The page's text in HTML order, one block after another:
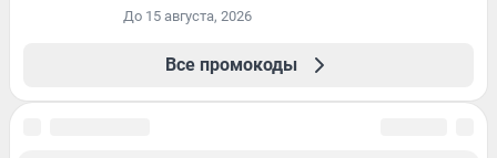
До 15 августа, 2026
Все промокоды